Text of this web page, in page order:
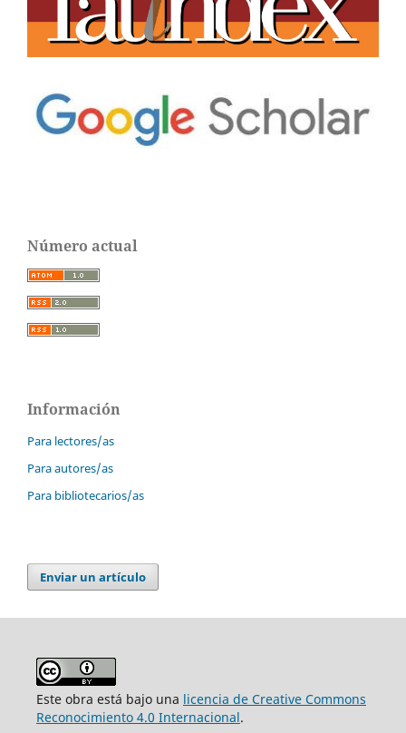
Número actual
Información
Para lectores/as
Para autores/as
Para bibliotecarios/as
Enviar un artículo
Este obra está bajo una licencia de Creative Commons
Reconocimiento 4.0 Internacional.